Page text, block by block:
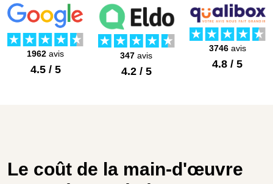
1962 avis
4.5 / 5
347 avis
4.2 / 5
3746avis
4.8 / 5
Le coût de la main-d'œuvre